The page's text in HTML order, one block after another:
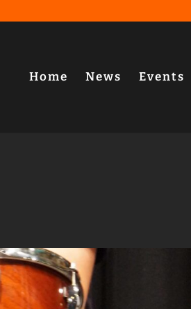
Home News Events